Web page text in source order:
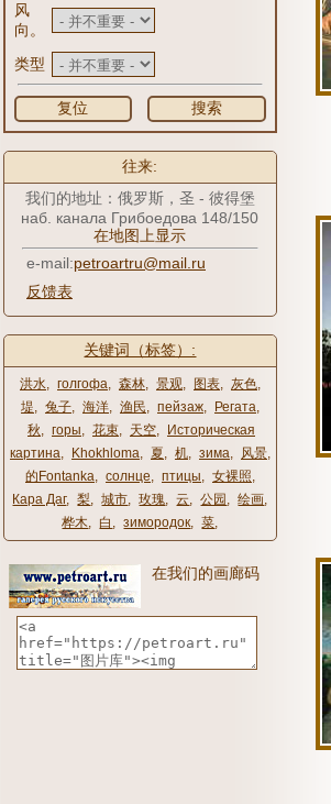
风
向。
类型
复位 搜索
往来:
我们的地址：俄罗斯，圣 - 彼得堡
наб. канала Грибоедова 148/150
在地图上显示
e-mail:petroartru@mail.ru
反馈表
关键词（标签）:
洪水, голгофа, 森林, 景观, 图表, 灰色,
堤, 兔子, 海洋, 渔民, пейзаж, Регата,
秋, горы, 花束, 天空,
Историческая
картина, Khokhloma, 夏, 机, зима, 风景,
的Fontanka, солнце, птицы, 女裸照,
Кара Даг, 梨, 城市, 玫瑰, 云, 公园 , 绘画,
桦木, 白 , зимородок, 菜,
在我们的画廊码